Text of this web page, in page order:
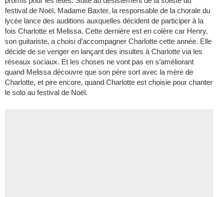
festival de Noël, Madame Baxter, la responsable de la chorale du
lycée lance des auditions auxquelles décident de participer à la
fois Charlotte et Melissa. Cette dernière est en colère car Henry,
son guitariste, a choisi d’accompagner Charlotte cette année. Elle
décide de se venger en lançant des insultes à Charlotte via les
réseaux sociaux. Et les choses ne vont pas en s’améliorant
quand Melissa découvre que son père sort avec la mère de
Charlotte, et pire encore, quand Charlotte est choisie pour chanter
le solo au festival de Noël.